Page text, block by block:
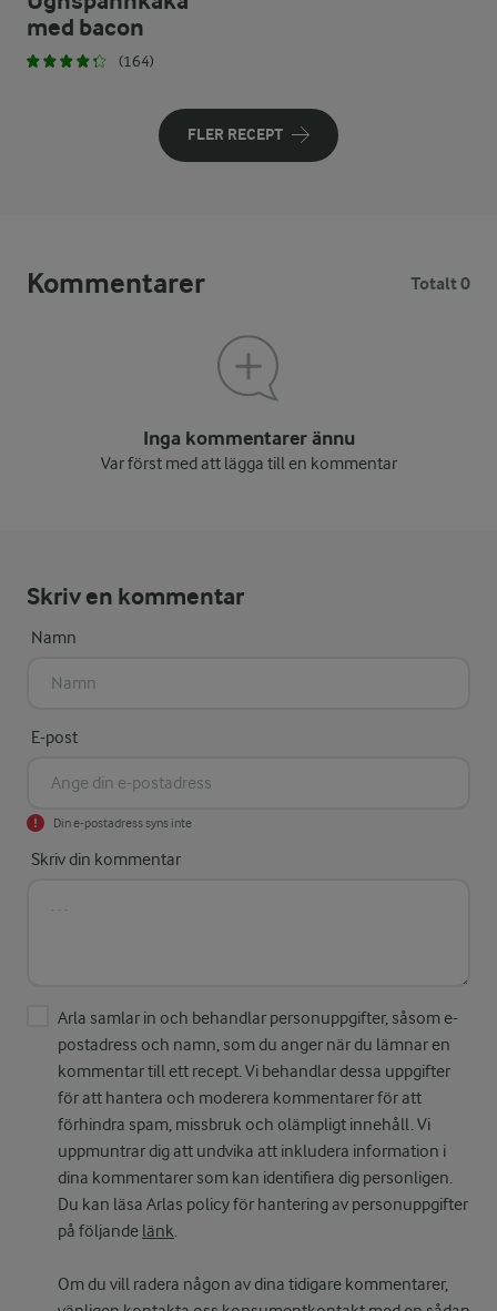
med bacon
(164)
FLER RECEPT
Kommentarer Totalt 0
Inga kommentarer ännu
Var först med att lägga till en kommentar
Skriv en kommentar
Namn
E-post
Din e-postadress syns inte
Skriv din kommentar
Arla samlar in och behandlar personuppgifter, såsom e-
postadress och namn, som du anger när du lämnar en
kommentar till ett recept. Vi behandlar dessa uppgifter
för att hantera och moderera kommentarer för att
förhindra spam, missbruk och olämpligt innehåll. Vi
uppmuntrar dig att undvika att inkludera information i
dina kommentarer som kan identifiera dig personligen.
Du kan läsa Arlas policy för hantering av personuppgifter
på följande länk.
Om du vill radera någon av dina tidigare kommentarer,